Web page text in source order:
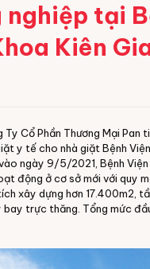
tại
Kiên
Cổ Phần Thương Mại Pan
y tế cho nhà giặt Bệnh
ngày 9/5/2021, Bệnh
động ở cơ sở mới với quy
xây dựng hơn 17.400m2,
trực thăng. Tổng mức